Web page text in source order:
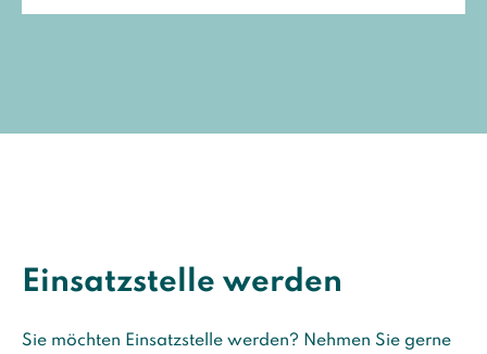
Einsatzstelle werden
Sie möchten Einsatzstelle werden? Nehmen Sie gerne